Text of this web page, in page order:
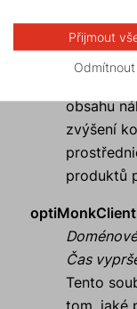
Tento
obsahu
zvýšení
produktů
Čas
Tento
tom, jaké
Přijmout
Odmítnout